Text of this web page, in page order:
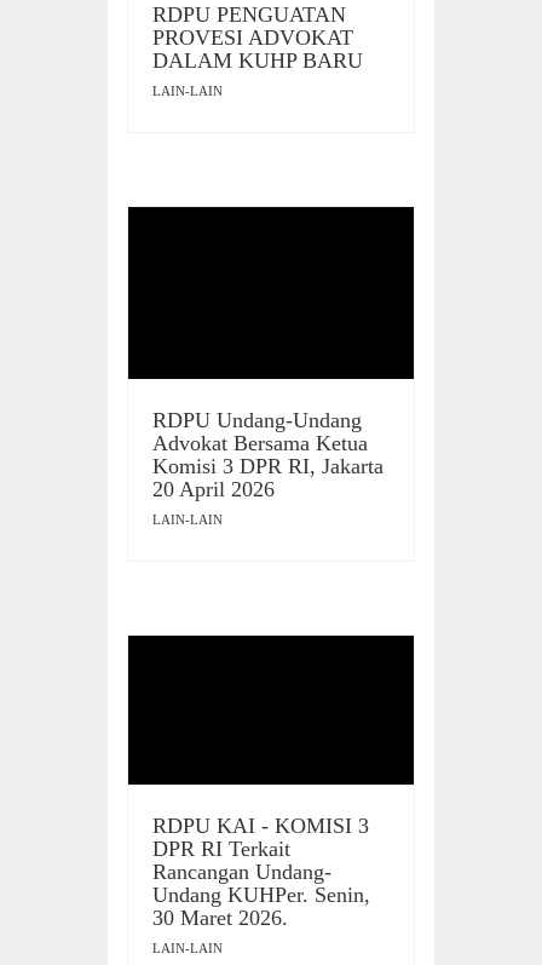
RDPU PENGUATAN
PROVESI ADVOKAT
DALAM KUHP BARU
LAIN-LAIN
RDPU Undang-Undang
Advokat Bersama Ketua
Komisi 3 DPR RI, Jakarta
20 April 2026
LAIN-LAIN
RDPU KAI - KOMISI 3
DPR RI Terkait
Rancangan Undang-
Undang KUHPer. Senin,
30 Maret 2026.
LAIN-LAIN